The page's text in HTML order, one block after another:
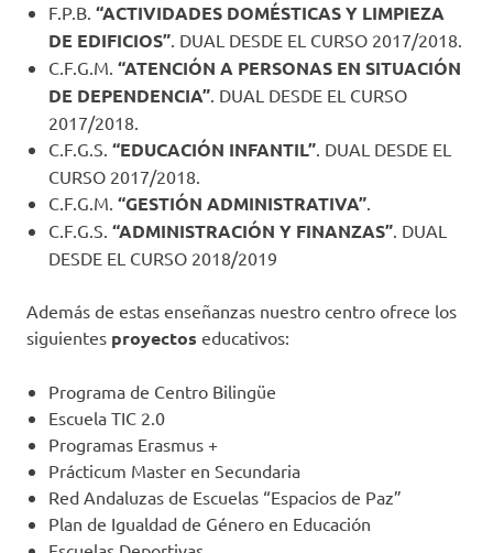
F.P.B. “ACTIVIDADES DOMÉSTICAS Y LIMPIEZA
DE EDIFICIOS”. DUAL DESDE EL CURSO 2017/2018.
C.F.G.M. “ATENCIÓN A PERSONAS EN SITUACIÓN
DE DEPENDENCIA”. DUAL DESDE EL CURSO
2017/2018.
C.F.G.S. “EDUCACIÓN INFANTIL”. DUAL DESDE EL
CURSO 2017/2018.
C.F.G.M. “GESTIÓN ADMINISTRATIVA”.
C.F.G.S. “ADMINISTRACIÓN Y FINANZAS”. DUAL
DESDE EL CURSO 2018/2019
Además de estas enseñanzas nuestro centro ofrece los
siguientes proyectos educativos:
Programa de Centro Bilingüe
Escuela TIC 2.0
Programas Erasmus +
Prácticum Master en Secundaria
Red Andaluzas de Escuelas “Espacios de Paz”
Plan de Igualdad de Género en Educación